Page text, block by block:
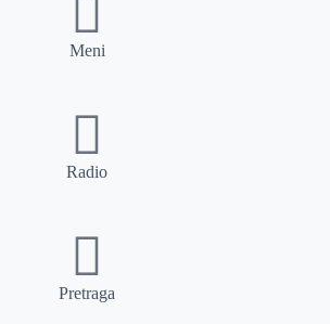
Meni
Radio
Pretraga